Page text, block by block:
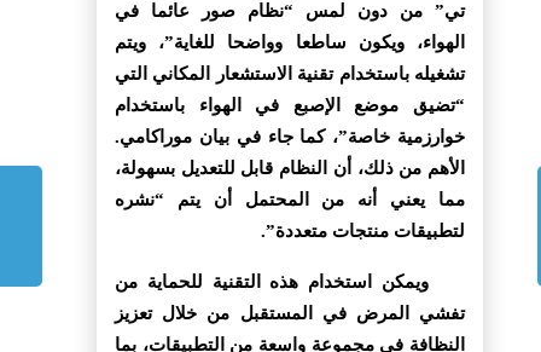
تي” من دون لمس “نظام صور عائما في
الهواء، ويكون ساطعا وواضحا للغاية”، ويتم
تشغيله باستخدام تقنية الاستشعار المكاني التي
“تضيق موضع الإصبع في الهواء باستخدام
خوارزمية خاصة”، كما جاء في بيان موراكامي.
الأهم من ذلك، أن النظام قابل للتعديل بسهولة،
مما يعني أنه من المحتمل أن يتم “نشره
لتطبيقات منتجات متعددة”.
ويمكن استخدام هذه التقنية للحماية من
تفشي المرض في المستقبل من خلال تعزيز
النظافة في مجموعة واسعة من التطبيقات، بما